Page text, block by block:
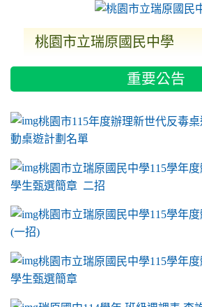
桃園市立瑞原國民中學
重要公告
link to https://sites.google.com/a/
桃園市115年度辦理新世代反毒
動桌遊計劃名單
桃園市立瑞原國民中學115學年
學生甄選簡章 二招
桃園市立瑞原國民中學115學年
(一招)
桃園市立瑞原國民中學115學年
學生甄選簡章